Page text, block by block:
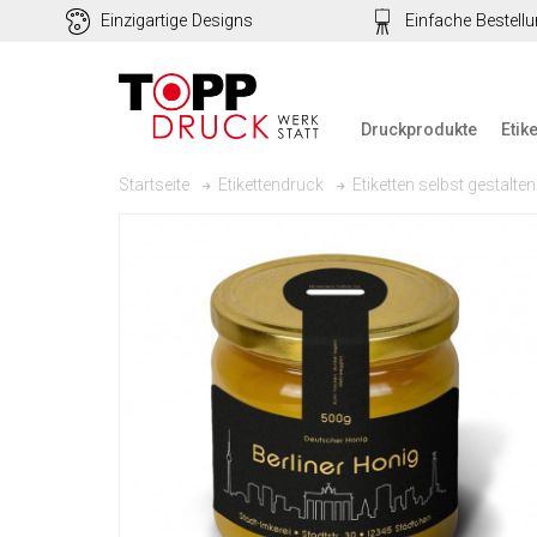
Einzigartige Designs Einfache
Druckprodukte
Startseite Etikettendruck Etiketten selbst gestalten